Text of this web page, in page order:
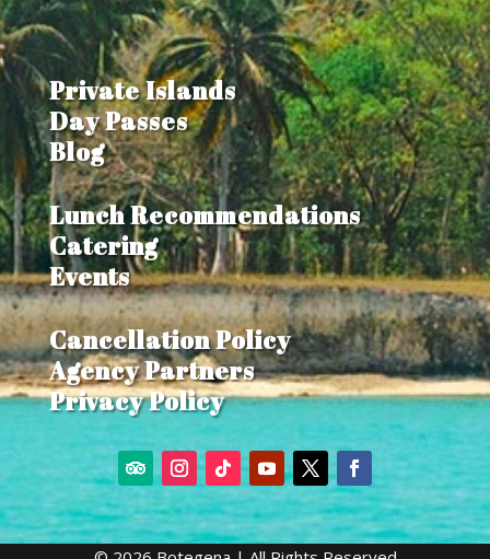
Private Islands
Day Passes
Blog
Lunch Recommendations
Catering
Events
Cancellation Policy
Agency Partners
Privacy Policy